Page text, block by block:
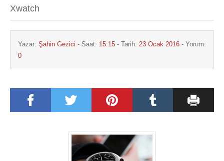
Xwatch
Yazar: Şahin Gezici - Saat: 15:15 - Tarih: 23 Ocak 2016 - Yorum:
0